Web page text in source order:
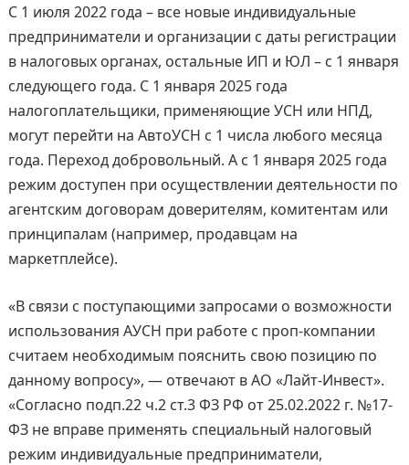
С 1 июля 2022 года – все новые индивидуальные
предприниматели и организации с даты регистрации
в налоговых органах, остальные ИП и ЮЛ – с 1 января
следующего года. С 1 января 2025 года
налогоплательщики, применяющие УСН или НПД,
могут перейти на АвтоУСН с 1 числа любого месяца
года. Переход добровольный. А с 1 января 2025 года
режим доступен при осуществлении деятельности по
агентским договорам доверителям, комитентам или
принципалам (например, продавцам на
маркетплейсе).
«В связи с поступающими запросами о возможности
использования АУСН при работе с проп-компании
считаем необходимым пояснить свою позицию по
данному вопросу», — отвечают в АО «Лайт-Инвест».
«Согласно подп.22 ч.2 ст.3 ФЗ РФ от 25.02.2022 г. №17-
ФЗ не вправе применять специальный налоговый
режим индивидуальные предприниматели,